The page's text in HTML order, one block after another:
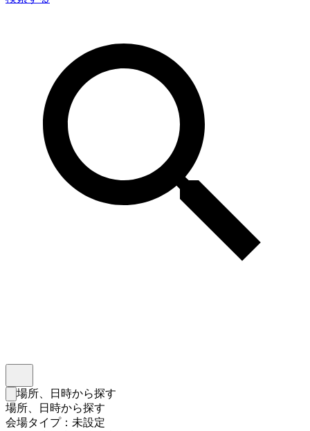
検索フォームを閉じる
場所、日時から探す
場所、日時から探す
会場タイプ：未設定